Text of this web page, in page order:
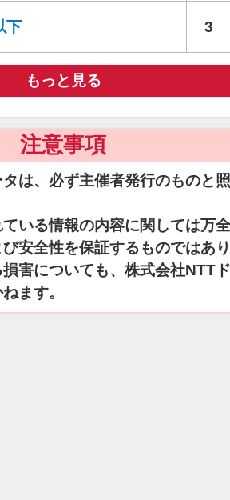
下 3
もっと見る
注意事項
は、必ず主催者発行のものと
いる情報の内容に関しては万
安全性を保証するものではあ
害についても、株式会社NTT
ます。